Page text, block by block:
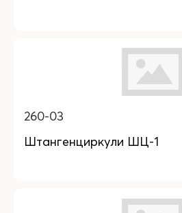
260-03
Штангенциркули ШЦ-1